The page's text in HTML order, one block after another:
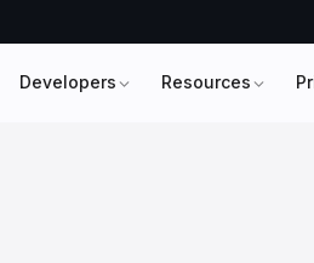
Developers Resources